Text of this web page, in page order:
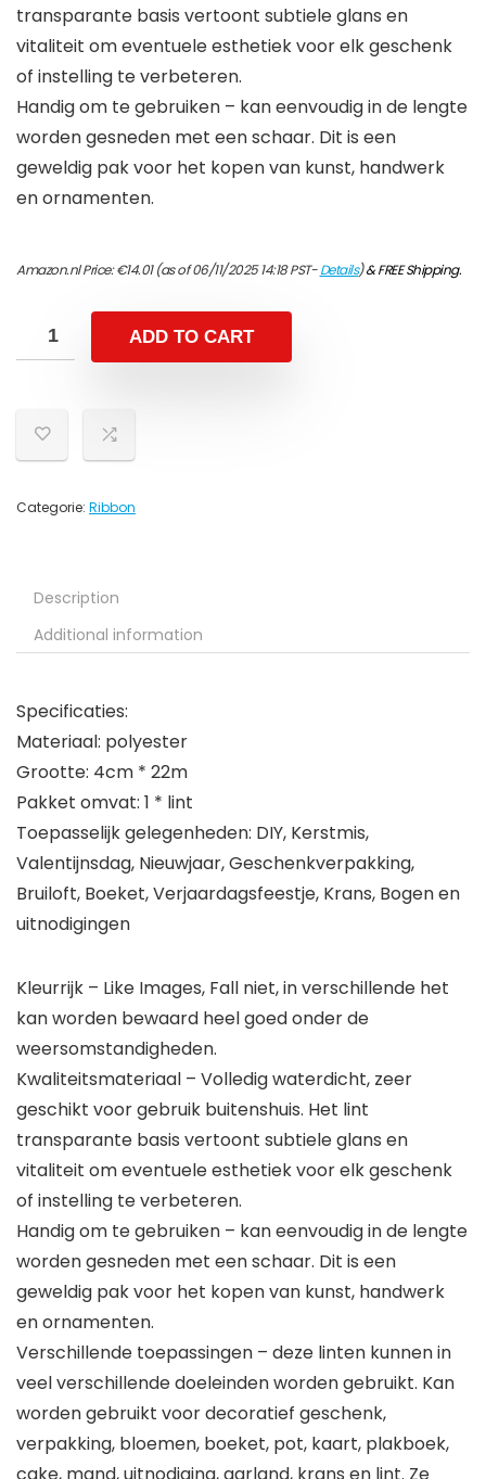
transparante basis vertoont subtiele glans en
vitaliteit om eventuele esthetiek voor elk geschenk
of instelling te verbeteren.
Handig om te gebruiken – kan eenvoudig in de lengte
worden gesneden met een schaar. Dit is een
geweldig pak voor het kopen van kunst, handwerk
en ornamenten.
Amazon.nl Price:€14.01(as of 06/11/2025 14:18 PST-Details)&FREE Shipping.
ADD TO CART
Categorie: Ribbon
Description
Additional information
Specificaties:
Materiaal: polyester
Grootte: 4cm * 22m
Pakket omvat: 1 * lint
Toepasselijk gelegenheden: DIY, Kerstmis,
Valentijnsdag, Nieuwjaar, Geschenkverpakking,
Bruiloft, Boeket, Verjaardagsfeestje, Krans, Bogen en
uitnodigingen
Kleurrijk – Like Images, Fall niet, in verschillende het
kan worden bewaard heel goed onder de
weersomstandigheden.
Kwaliteitsmateriaal – Volledig waterdicht, zeer
geschikt voor gebruik buitenshuis. Het lint
transparante basis vertoont subtiele glans en
vitaliteit om eventuele esthetiek voor elk geschenk
of instelling te verbeteren.
Handig om te gebruiken – kan eenvoudig in de lengte
worden gesneden met een schaar. Dit is een
geweldig pak voor het kopen van kunst, handwerk
en ornamenten.
Verschillende toepassingen – deze linten kunnen in
veel verschillende doeleinden worden gebruikt. Kan
worden gebruikt voor decoratief geschenk,
verpakking, bloemen, boeket, pot, kaart, plakboek,